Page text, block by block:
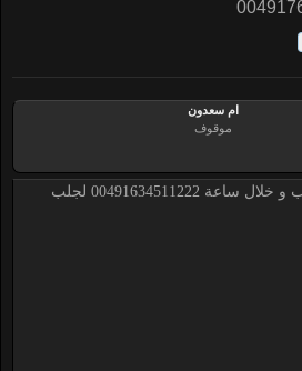
ام سعدون
موقوف
الشيخ الروحاني جلب الحبيب و خلال ساعة 00491634511222 لجلب